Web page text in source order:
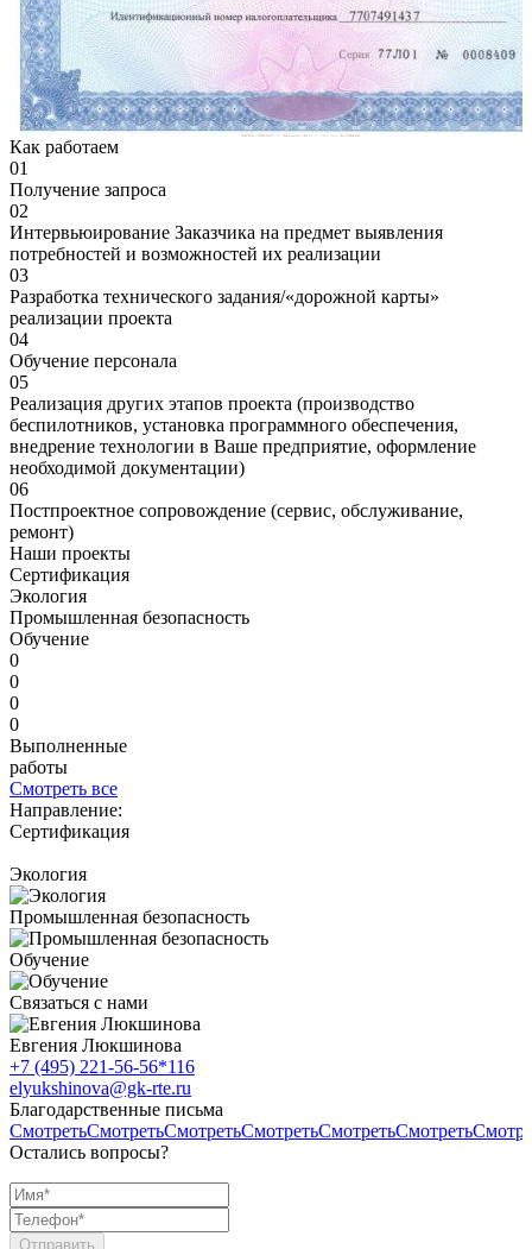
Как работаем
01
Получение запроса
02
Интервьюирование Заказчика на предмет выявления
потребностей и возможностей их реализации
03
Разработка технического задания/«дорожной карты»
реализации проекта
04
Обучение персонала
05
Реализация других этапов проекта (производство
беспилотников, установка программного обеспечения,
внедрение технологии в Ваше предприятие, оформление
необходимой документации)
06
Постпроектное сопровождение (сервис, обслуживание,
ремонт)
Наши проекты
Сертификация
Экология
Промышленная безопасность
Обучение
0
0
0
0
Выполненные
работы
Смотреть все
Направление:
Сертификация
Экология
Промышленная безопасность
Обучение
Связаться с нами
Евгения Люкшинова
+7 (495) 221-56-56*116
elyukshinova@gk-rte.ru
Благодарственные письма
СмотретьСмотретьСмотретьСмотретьСмотретьСмотреть
Остались вопросы?